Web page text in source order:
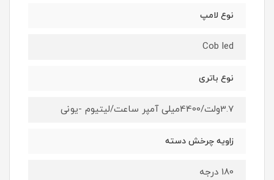
نوع لامپ
Cob led
نوع باتری
3.7ولت/4400میلی آمپر ساعت/لیتیوم -یونی
زاویه چرخش دسته
180 درجه